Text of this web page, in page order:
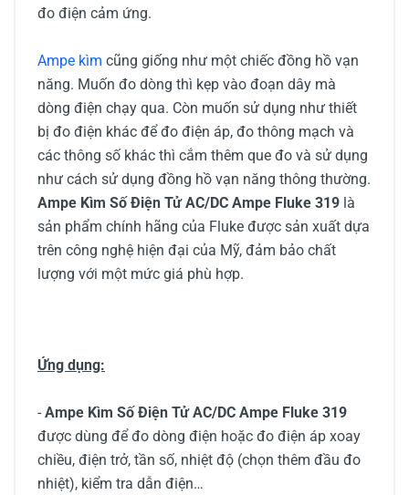
đo điện cảm ứng.
Ampe kìm cũng giống như một chiếc đồng hồ vạn
năng. Muốn đo dòng thì kẹp vào đoạn dây mà
dòng điện chạy qua. Còn muốn sử dụng như thiết
bị đo điện khác để đo điện áp, đo thông mạch và
các thông số khác thì cắm thêm que đo và sử dụng
như cách sử dụng đồng hồ vạn năng thông thường.
Ampe Kìm Số Điện Tử AC/DC Ampe Fluke 319 là
sản phẩm chính hãng của Fluke được sản xuất dựa
trên công nghệ hiện đại của Mỹ, đảm bảo chất
lượng với một mức giá phù hợp.
Ứng dụng:
- Ampe Kìm Số Điện Tử AC/DC Ampe Fluke 319
được dùng để đo dòng điện hoặc đo điện áp xoay
chiều, điện trở, tần số, nhiệt độ (chọn thêm đầu đo
nhiệt), kiểm tra dẫn điện…